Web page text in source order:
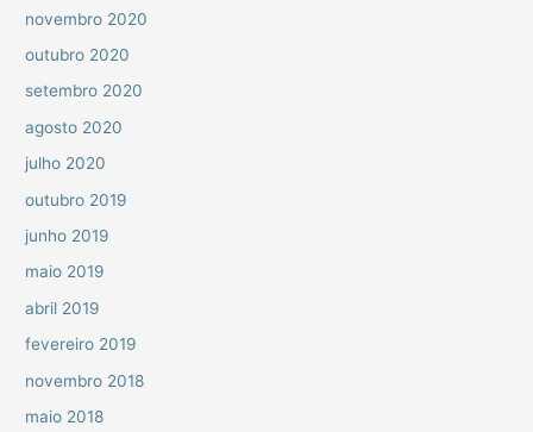
novembro 2020
outubro 2020
setembro 2020
agosto 2020
julho 2020
outubro 2019
junho 2019
maio 2019
abril 2019
fevereiro 2019
novembro 2018
maio 2018